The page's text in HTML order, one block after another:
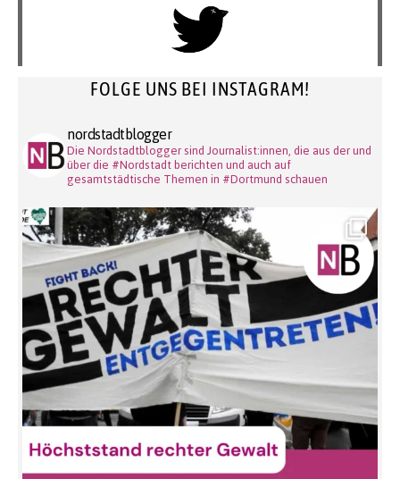
FOLGE UNS BEI INSTAGRAM!
nordstadtblogger
Die Nordstadtblogger sind Journalist:innen, die aus der und
über die #Nordstadt berichten und auch auf
gesamtstädtische Themen in #Dortmund schauen